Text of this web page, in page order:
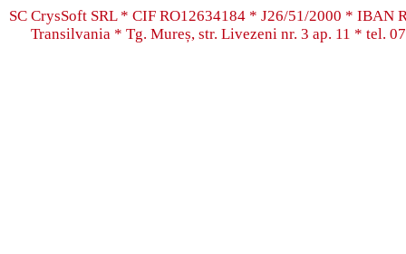
SC CrysSoft SRL * CIF RO12634184 * J26/51/2000 * IBAN
Transilvania * Tg. Mureș, str. Livezeni nr. 3 ap. 11 * tel.